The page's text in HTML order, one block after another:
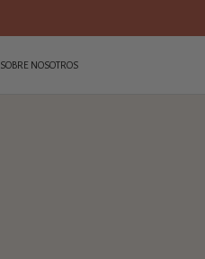
SOBRE NOSOTROS